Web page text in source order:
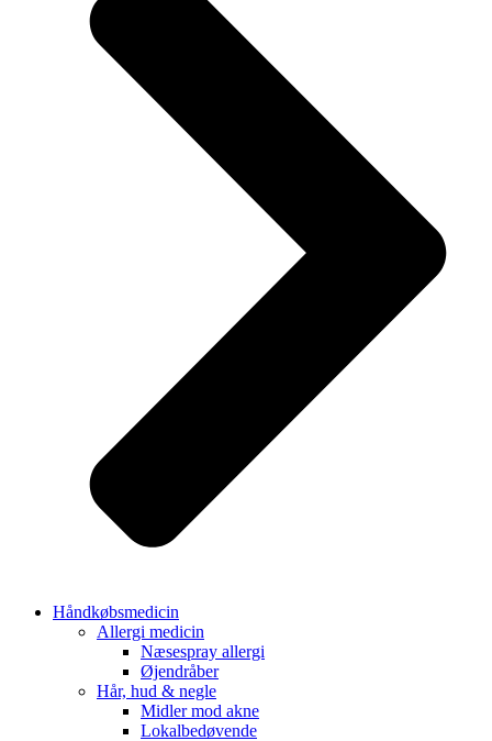
Håndkøbsmedicin
Allergi medicin
Næsespray allergi
Øjendråber
Hår, hud & negle
Midler mod akne
Lokalbedøvende